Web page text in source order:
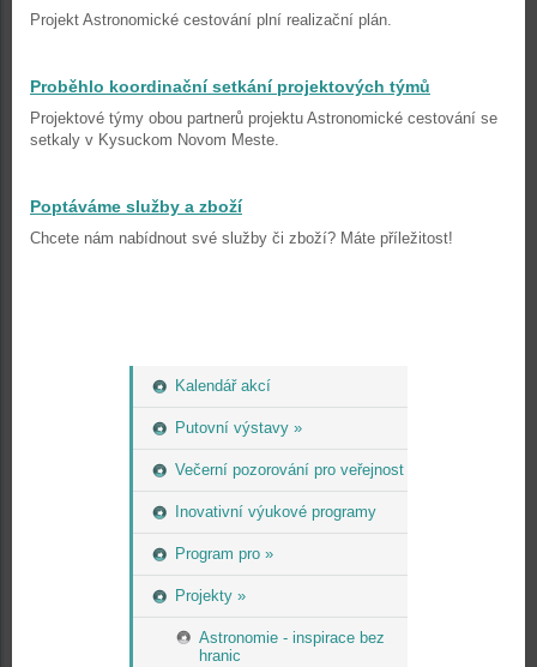
Kalendář akcí
Putovní výstavy »
Večerní pozorování pro veřejnost
Inovativní výukové programy
Program pro »
Projekty »
Astronomie - inspirace bez
hranic
Projekt Astronomické cestování plní realizační plán.
Proběhlo koordinační setkání projektových týmů
Projektové týmy obou partnerů projektu Astronomické cestování se
setkaly v Kysuckom Novom Meste.
Poptáváme služby a zboží
Chcete nám nabídnout své služby či zboží? Máte příležitost!